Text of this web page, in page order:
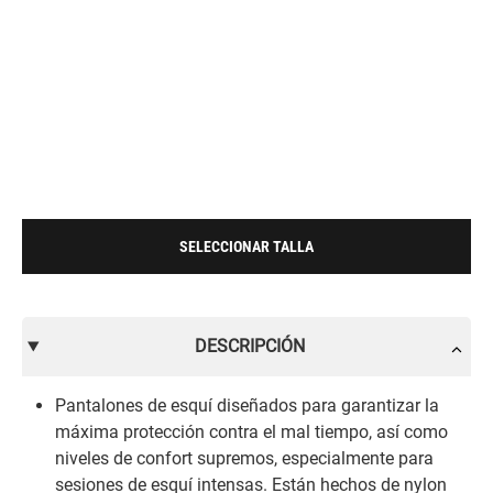
SELECCIONAR TALLA
DESCRIPCIÓN
Pantalones de esquí diseñados para garantizar la
máxima protección contra el mal tiempo, así como
niveles de confort supremos, especialmente para
sesiones de esquí intensas. Están hechos de nylon